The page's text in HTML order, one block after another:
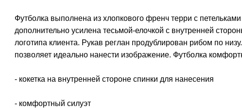
Футболка выполнена из хлопкового френч терри с
дополнительно усилена тесьмой-елочкой с внутренней
логотипа клиента. Рукав реглан продублирован рибом по
позволяет идеально нанести изображение. Футболка
- кокетка на внутренней стороне спинки для нанесения
- комфортный силуэт